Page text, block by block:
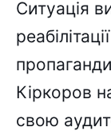
Ситуація
пропаганди
Кіркоров
свою